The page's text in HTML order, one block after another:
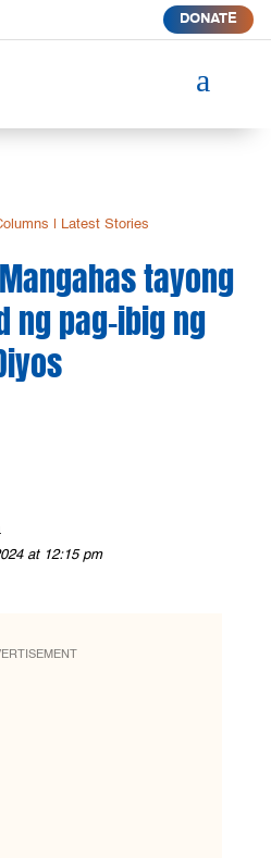
DONATE
a
Latest Stories
tayong
ng pag-ibig ng
at 12:15 pm